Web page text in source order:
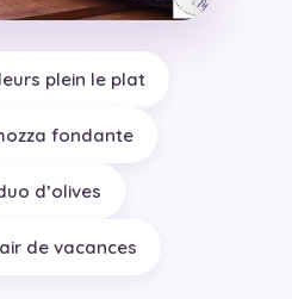
plein le plat
fondante
d’olives
de vacances